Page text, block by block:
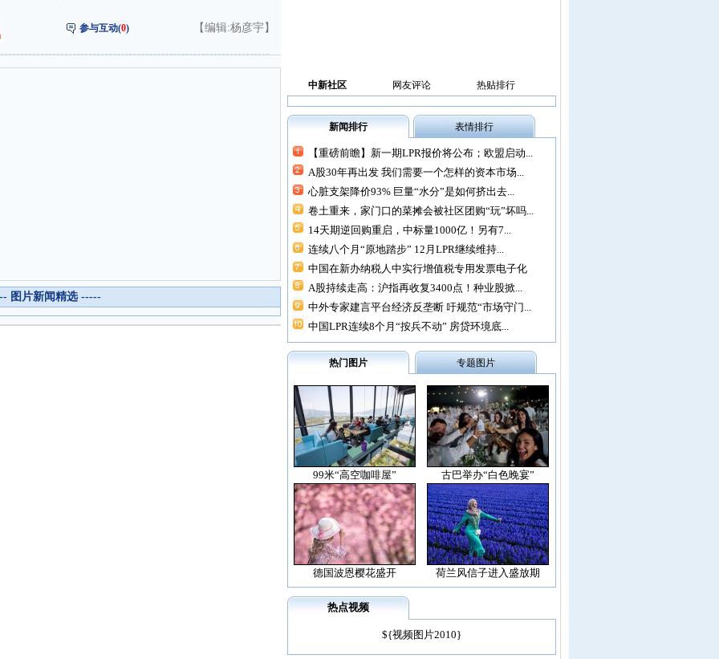
参与互动(0) 【编辑:杨彦宇】
图片新闻精选 -----
中新社区 网友评论 热贴排行
新闻排行 表情排行
【重磅前瞻】新一期LPR报价将公布；欧盟启动...
A股30年再出发 我们需要一个怎样的资本市场...
心脏支架降价93% 巨量“水分”是如何挤出去...
卷土重来，家门口的菜摊会被社区团购“玩”坏吗...
14天期逆回购重启，中标量1000亿！另有7...
连续八个月“原地踏步” 12月LPR继续维持...
中国在新办纳税人中实行增值税专用发票电子化
A股持续走高：沪指再收复3400点！种业股掀...
中外专家建言平台经济反垄断 吁规范“市场守门...
中国LPR连续8个月“按兵不动” 房贷环境底...
热门图片 专题图片
99米“高空咖啡屋” 古巴举办“白色晚宴”
德国波恩樱花盛开 荷兰风信子进入盛放期
热点视频
${视频图片2010}